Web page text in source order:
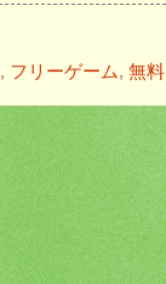
, フリーゲーム, 無料